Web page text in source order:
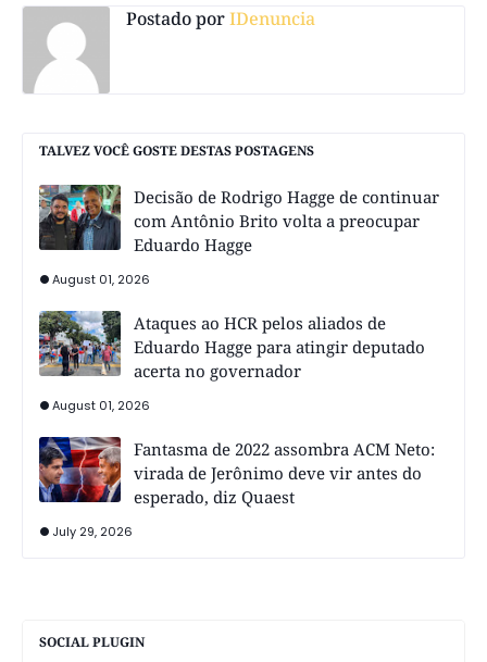
Postado porIDenuncia
TALVEZ VOCÊ GOSTE DESTAS POSTAGENS
Decisão de Rodrigo Hagge de continuar
com Antônio Brito volta a preocupar
Eduardo Hagge
August 01, 2026
Ataques ao HCR pelos aliados de
Eduardo Hagge para atingir deputado
acerta no governador
August 01, 2026
Fantasma de 2022 assombra ACM Neto:
virada de Jerônimo deve vir antes do
esperado, diz Quaest
July 29, 2026
SOCIAL PLUGIN